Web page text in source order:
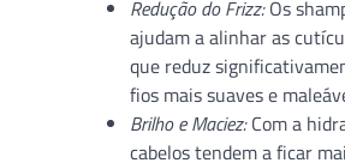
Redução do Frizz:Os
ajudam a alinhar as
que reduz
fios mais suaves e
Brilho e Maciez:Com a
cabelos tendem a ficar